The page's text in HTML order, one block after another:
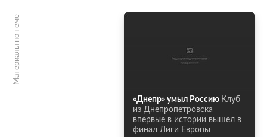
Материалы по теме
«Днепр» умыл Россию Клуб
из Днепропетровска
впервые в истории вышел в
финал Лиги Европы